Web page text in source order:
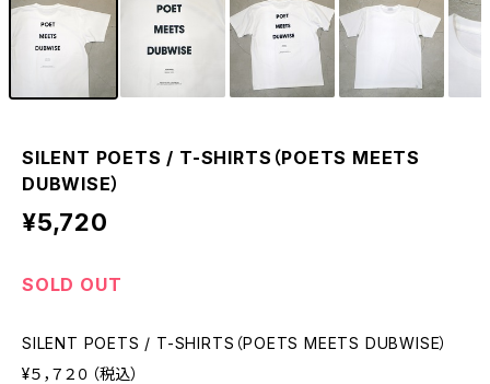
SILENT POETS / T-SHIRTS（POETS MEETS
DUBWISE）
¥5,720
SOLD OUT
SILENT POETS / T-SHIRTS（POETS MEETS DUBWISE）
¥５，７２０（税込）